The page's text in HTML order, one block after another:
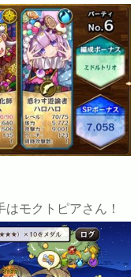
モクトピアさん！